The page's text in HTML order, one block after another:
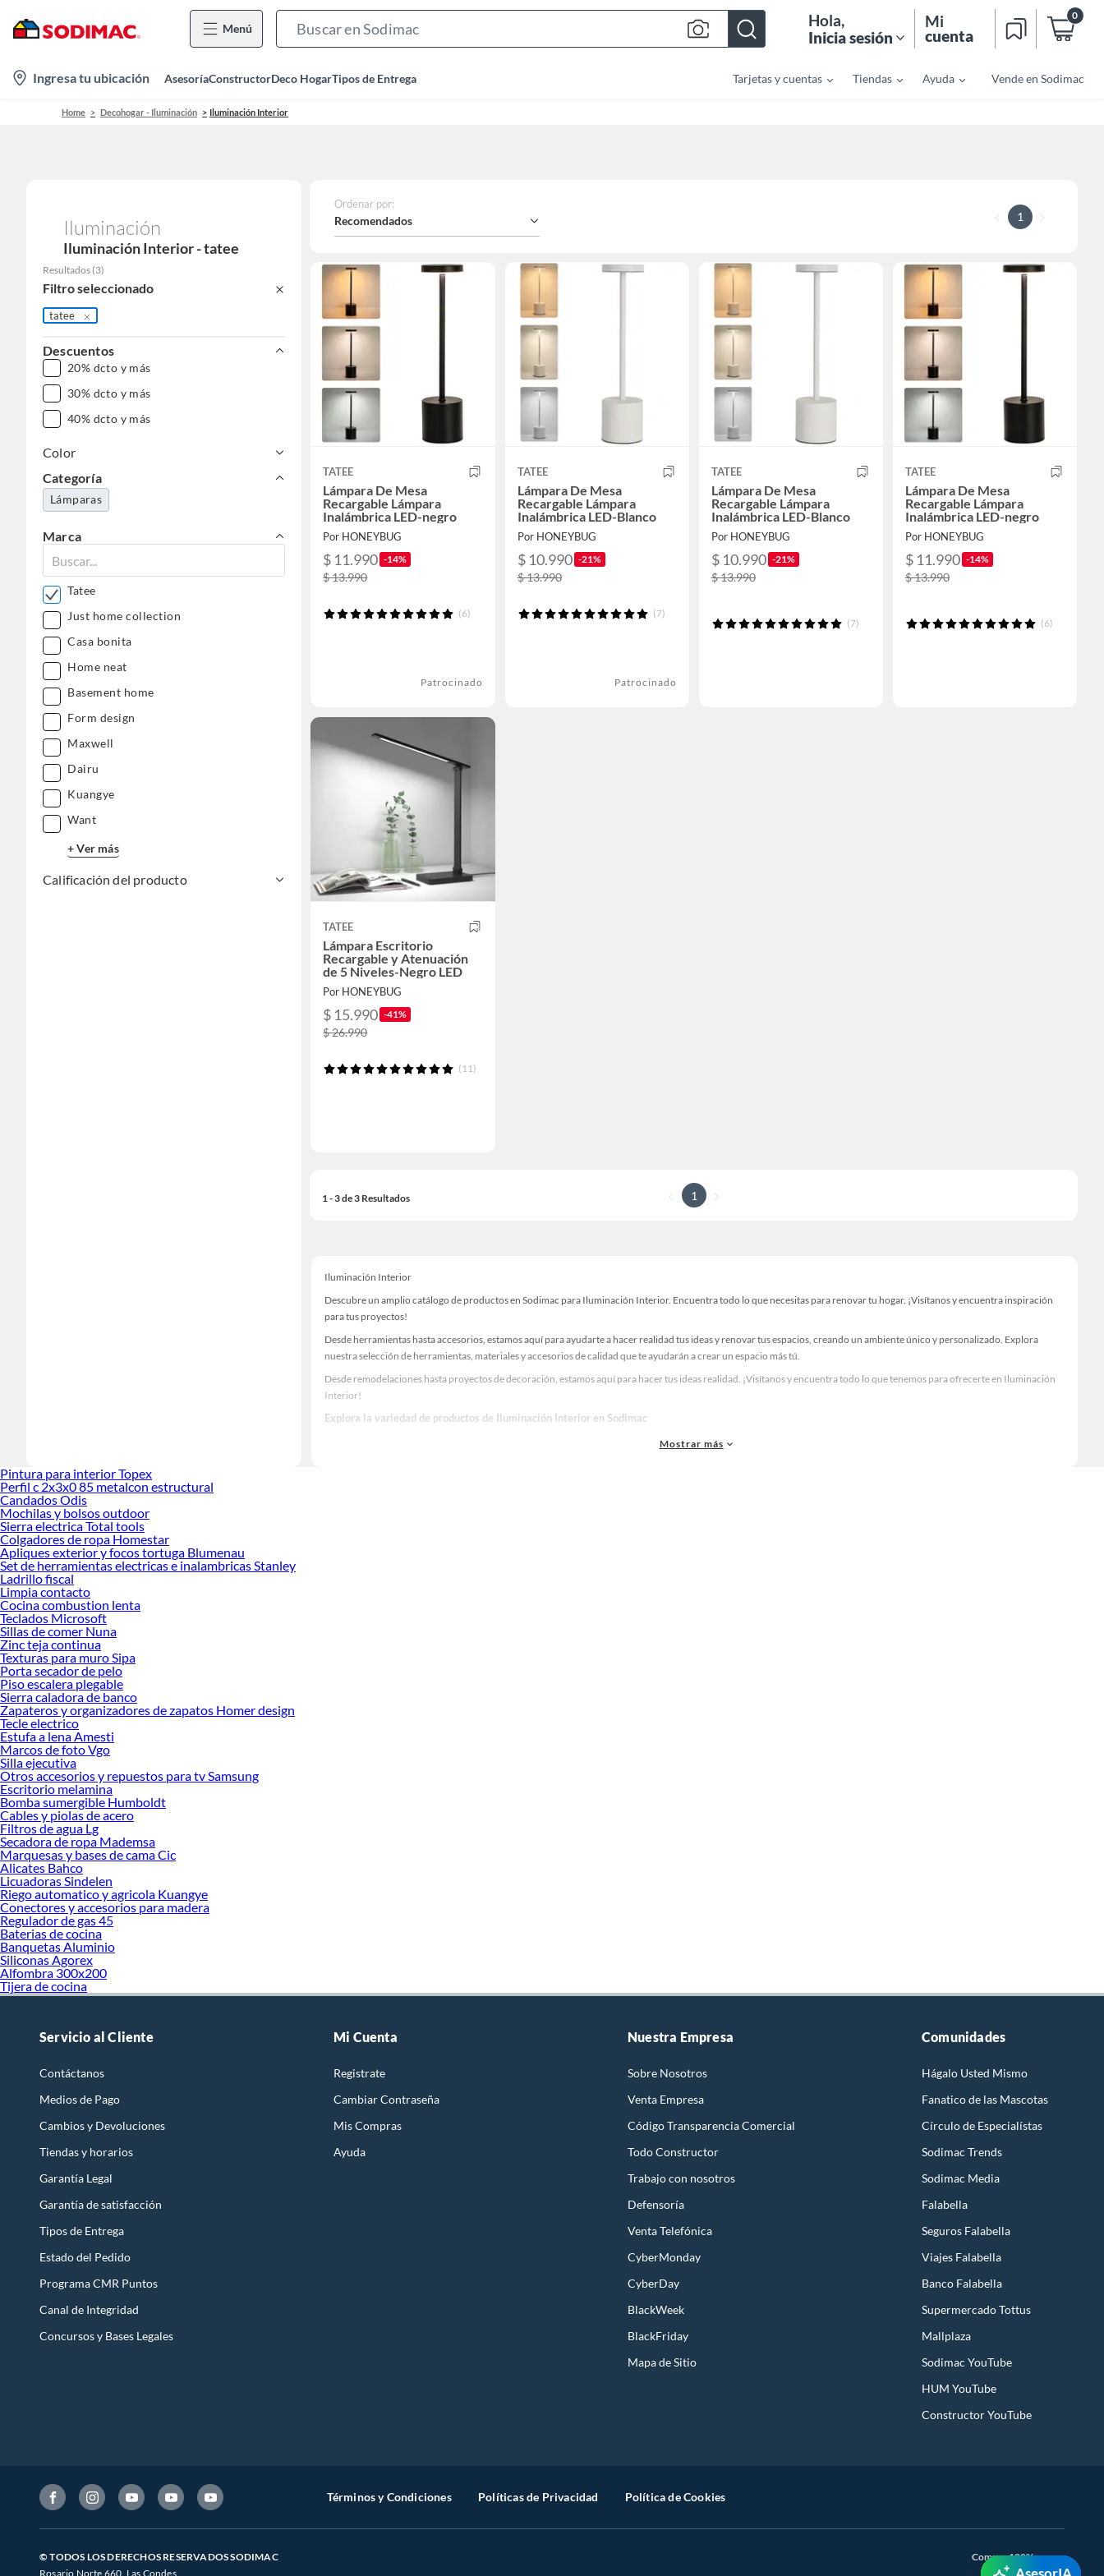
Menú
Bar
Hola,
Inicia sesión
Mi
cuenta
0
location-
icon
Ingresa tu ubicación AsesoríaConstructorDeco HogarTipos de Entrega Tarjetas y cuentas Tiendas Ayuda Vende en Sodimac
Home Decohogar - Iluminación Iluminación Interior
Iluminación
Iluminación Interior - tatee
Resultados (3)
Filtro seleccionado
tatee
Descuentos
20% dcto y más
30% dcto y más
40% dcto y más
Color
Categoría
Lámparas
Marca
Tatee
Just home collection
Casa bonita
Home neat
Basement home
Form design
Maxwell
Dairu
Kuangye
Want
+ Ver más
Calificación del producto
Ordenar por:
Recomendados 1
TATEE
Lámpara De Mesa
Recargable Lámpara
Inalámbrica LED-negro
Por HONEYBUG
$ 11.990 -14%
$ 13.990
(6)
Patrocinado
TATEE
Lámpara De Mesa
Recargable Lámpara
Inalámbrica LED-Blanco
Por HONEYBUG
$ 10.990 -21%
$ 13.990
(7)
Patrocinado
TATEE
Lámpara De Mesa
Recargable Lámpara
Inalámbrica LED-Blanco
Por HONEYBUG
$ 10.990 -21%
$ 13.990
(7)
TATEE
Lámpara De Mesa
Recargable Lámpara
Inalámbrica LED-negro
Por HONEYBUG
$ 11.990 -14%
$ 13.990
(6)
TATEE
Lámpara Escritorio
Recargable y Atenuación
de 5 Niveles-Negro LED
Por HONEYBUG
$ 15.990 -41%
$ 26.990
(11)
1 - 3 de 3 Resultados 1
Iluminación Interior
Descubre un amplio catálogo de productos en Sodimac para Iluminación Interior. Encuentra todo lo que necesitas para renovar tu hogar. ¡Visítanos y encuentra inspiración
para tus proyectos!
Desde herramientas hasta accesorios, estamos aquí para ayudarte a hacer realidad tus ideas y renovar tus espacios, creando un ambiente único y personalizado. Explora
nuestra selección de herramientas, materiales y accesorios de calidad que te ayudarán a crear un espacio más tú.
Desde remodelaciones hasta proyectos de decoración, estamos aquí para hacer tus ideas realidad. ¡Visítanos y encuentra todo lo que tenemos para ofrecerte en Iluminación
Interior!
Explora la variedad de productos de Iluminación Interior en Sodimac
Herramientas, materiales y accesorios de calidad para tus proyectos y renovación de espacios. ¡Visítanos y descubre todo lo que tenemos para ofrecerte!
Mostrar más
Pintura para interior Topex
Perfil c 2x3x0 85 metalcon estructural
Candados Odis
Mochilas y bolsos outdoor
Sierra electrica Total tools
Colgadores de ropa Homestar
Apliques exterior y focos tortuga Blumenau
Set de herramientas electricas e inalambricas Stanley
Ladrillo fiscal
Limpia contacto
Cocina combustion lenta
Teclados Microsoft
Sillas de comer Nuna
Zinc teja continua
Texturas para muro Sipa
Porta secador de pelo
Piso escalera plegable
Sierra caladora de banco
Zapateros y organizadores de zapatos Homer design
Tecle electrico
Estufa a lena Amesti
Marcos de foto Vgo
Silla ejecutiva
Otros accesorios y repuestos para tv Samsung
Escritorio melamina
Bomba sumergible Humboldt
Cables y piolas de acero
Filtros de agua Lg
Secadora de ropa Mademsa
Marquesas y bases de cama Cic
Alicates Bahco
Licuadoras Sindelen
Riego automatico y agricola Kuangye
Conectores y accesorios para madera
Regulador de gas 45
Baterias de cocina
Banquetas Aluminio
Siliconas Agorex
Alfombra 300x200
Tijera de cocina
Servicio al Cliente
Contáctanos
Medios de Pago
Cambios y Devoluciones
Tiendas y horarios
Garantía Legal
Garantía de satisfacción
Tipos de Entrega
Estado del Pedido
Programa CMR Puntos
Canal de Integridad
Concursos y Bases Legales
Mi Cuenta
Registrate
Cambiar Contraseña
Mis Compras
Ayuda
Nuestra Empresa
Sobre Nosotros
Venta Empresa
Código Transparencia Comercial
Todo Constructor
Trabajo con nosotros
Defensoría
Venta Telefónica
CyberMonday
CyberDay
BlackWeek
BlackFriday
Mapa de Sitio
Comunidades
Hágalo Usted Mismo
Fanatico de las Mascotas
Círculo de Especialístas
Sodimac Trends
Sodimac Media
Falabella
Seguros Falabella
Viajes Falabella
Banco Falabella
Supermercado Tottus
Mallplaza
Sodimac YouTube
HUM YouTube
Constructor YouTube
Términos y Condiciones Políticas de Privacidad Política de Cookies
© TODOS LOS DERECHOS RESERVADOS SODIMAC
Rosario Norte 660. Las Condes
Compra 100% segura